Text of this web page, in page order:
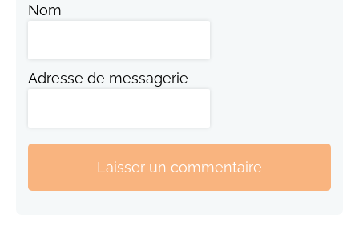
Nom
Adresse de messagerie
Laisser un commentaire